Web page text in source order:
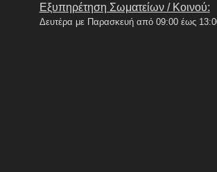
Εξυπηρέτηση Σωματείων / Κοινού:
Δευτέρα με Παρασκευή από 09:00 έως